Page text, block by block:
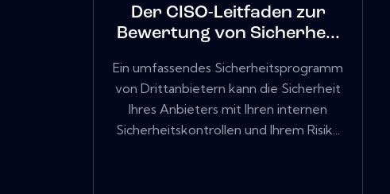
Der CISO-Leitfaden zur
Bewertung von Sicherhe...
Ein umfassendes Sicherheitsprogramm
von Drittanbietern kann die Sicherheit
Ihres Anbieters mit Ihren internen
Sicherheitskontrollen und Ihrem Risik...